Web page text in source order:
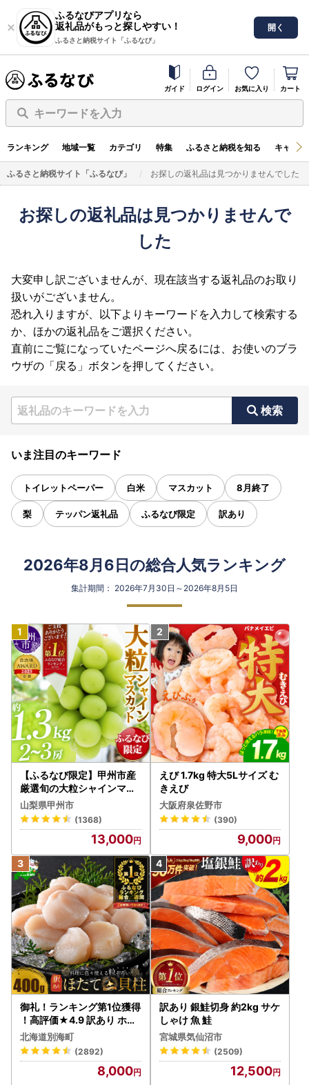
ふるなびアプリなら
返礼品がもっと探しやすい！
ふるさと納税サイト「ふるなび」
開く
ガイド ログイン お気に入り カート
キーワードを入力
ランキング 地域一覧 カテゴリ 特集 ふるさと納税を知る キャン
ふるさと納税サイト「ふるなび」 お探しの返礼品は見つかりませんでした
お探しの返礼品は見つかりませんで
した
大変申し訳ございませんが、現在該当する返礼品のお取り
扱いがございません。
恐れ入りますが、以下よりキーワードを入力して検索する
か、ほかの返礼品をご選択ください。
直前にご覧になっていたページへ戻るには、お使いのブラ
ウザの「戻る」ボタンを押してください。
検索
いま注目のキーワード
トイレットペーパー 白米 マスカット 8月終了
梨 テッパン返礼品 ふるなび限定 訳あり
2026年8月6日の総合人気ランキング
集計期間： 2026年7月30日～2026年8月5日
【ふるなび限定】甲州市産
厳選旬の大粒シャインマス
カット 約1.3kg 2～3房【2
026年発送】（MG）B12-
472 FN-Limited-VO シャ
インマスカット フルーツ
山梨県甲州市
(1368)
13,000
えび 1.7kg 特大5Lサイズ む
きえび
大阪府泉佐野市
(390)
9,000
御礼！ランキング第1位獲得
！高評価★4.9 訳あり ホタ
テ 400g（ほたて 帆立 貝柱
冷凍 ）
北海道別海町
(2892)
8,000
訳あり 銀鮭切身 約2kg サケ
しゃけ 魚 鮭
宮城県気仙沼市
(2509)
12,500